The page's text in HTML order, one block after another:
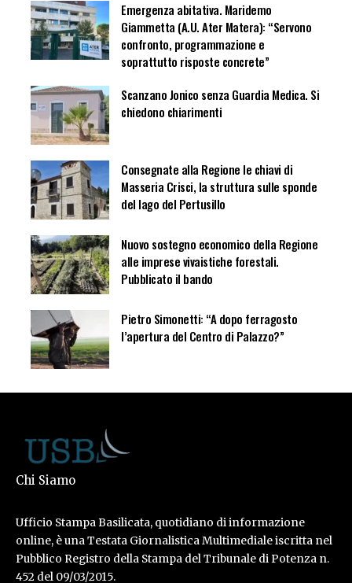
Emergenza abitativa. Maridemo
Giammetta (A.U. Ater Matera): “Servono
confronto, programmazione e
soprattutto risposte concrete”
Scanzano Jonico senza Guardia Medica. Si
chiedono chiarimenti
Consegnate alla Regione le chiavi di
Masseria Crisci, la struttura sulle sponde
del lago del Pertusillo
Nuovo sostegno economico della Regione
alle imprese vivaistiche forestali.
Pubblicato il bando
Pietro Simonetti: “A dopo ferragosto
l’apertura del Centro di Palazzo?”
Chi Siamo
Ufficio Stampa Basilicata, quotidiano di informazione
online, è una Testata Giornalistica Multimediale iscritta nel
Pubblico Registro della Stampa del Tribunale di Potenza n.
452 del 09/03/2015.